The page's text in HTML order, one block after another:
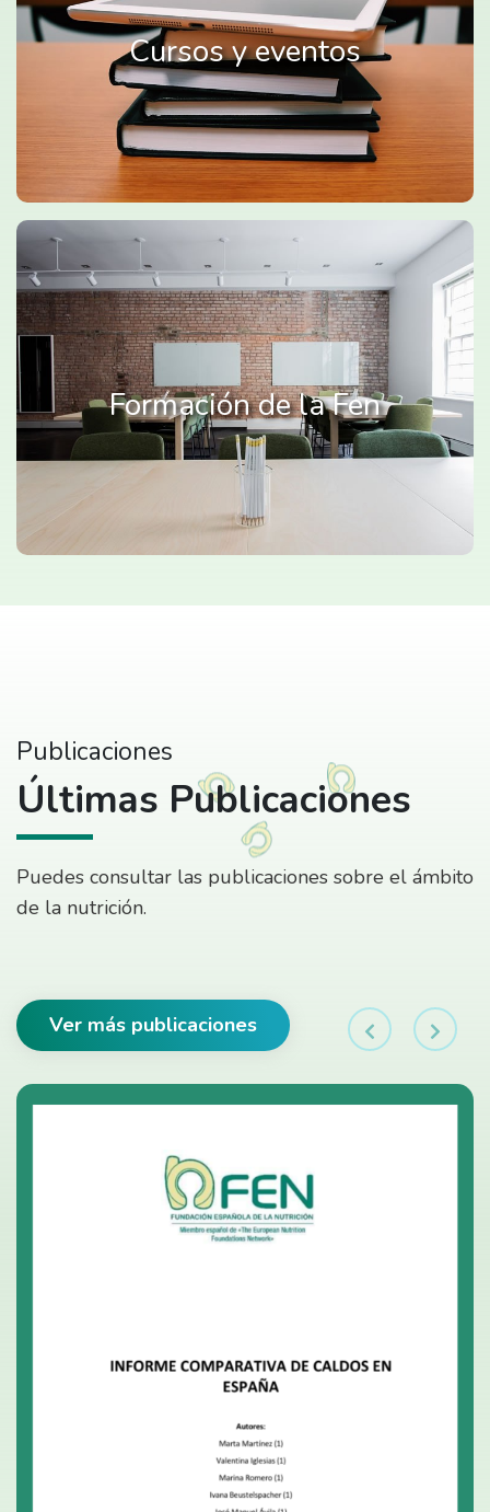
Cursos y eventos
Formación de la Fen
Publicaciones
Últimas Publicaciones
Puedes consultar las publicaciones sobre el ámbito
de la nutrición.
Ver más publicaciones